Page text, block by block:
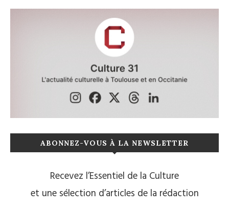
ABONNEZ-VOUS À LA NEWSLETTER
Recevez l’Essentiel de la Culture
et une sélection d’articles de la rédaction